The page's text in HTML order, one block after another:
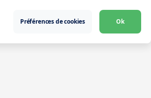
Préférences de cookies Ok